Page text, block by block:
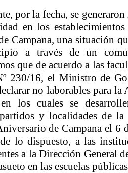
por la fecha, se
en los
Campana, una situación
a través de un
que de acuerdo a las
230/16, el Ministro de
no laborables para
los cuales se
y localidades de
de Campana el 6
lo dispuesto, a las
a la Dirección General
en las escuelas